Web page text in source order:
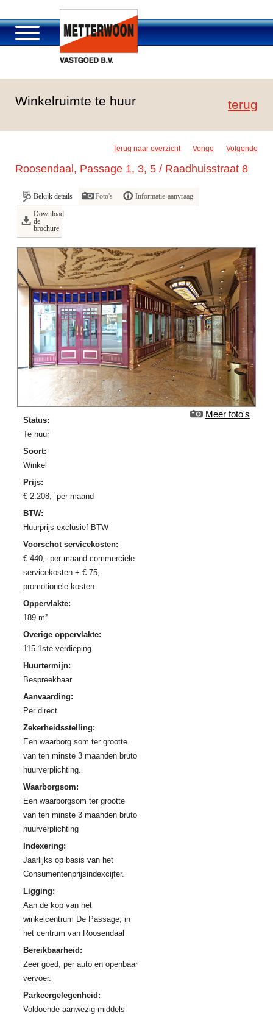
Portfolio
Winkelruimte te huur terug
Terug naar overzicht Vorige Volgende
Roosendaal, Passage 1, 3, 5 / Raadhuisstraat 8
Bekijk details Foto's Informatie-aanvraag
Download
de
brochure
Meer foto's
Status:
Te huur
Soort:
Winkel
Prijs:
€ 2.208 ,- per maand
BTW:
Huurprijs exclusief BTW
Voorschot servicekosten:
€ 440,- per maand commerciële
servicekosten + € 75,-
promotionele kosten
Oppervlakte:
189 m²
Overige oppervlakte:
115 1ste verdieping
Huurtermijn:
Bespreekbaar
Aanvaarding:
Per direct
Zekerheidsstelling:
Een waarborg som ter grootte
van ten minste 3 maanden bruto
huurverplichting.
Waarborgsom:
Een waarborgsom ter grootte
van ten minste 3 maanden bruto
huurverplichting
Indexering:
Jaarlijks op basis van het
Consumentenprijsindexcijfer.
Ligging:
Aan de kop van het
winkelcentrum De Passage, in
het centrum van Roosendaal
Bereikbaarheid:
Zeer goed, per auto en openbaar
vervoer.
Parkeergelegenheid:
Voldoende aanwezig middels